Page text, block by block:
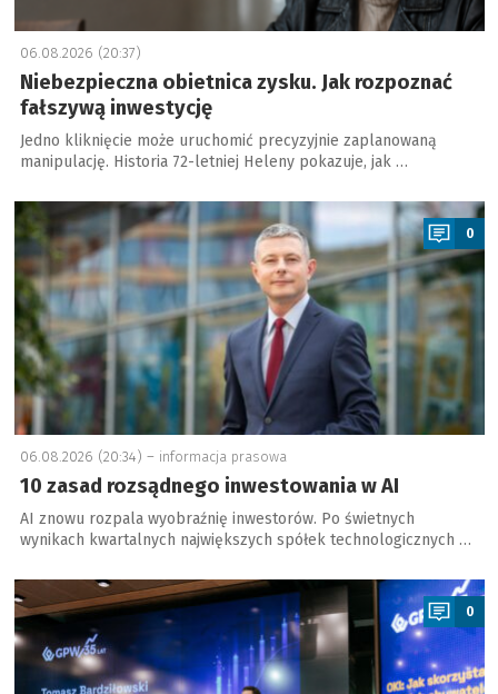
06.08.2026 (20:37)
Niebezpieczna obietnica zysku. Jak rozpoznać
fałszywą inwestycję
Jedno kliknięcie może uruchomić precyzyjnie zaplanowaną
manipulację. Historia 72-letniej Heleny pokazuje, jak …
a
0
06.08.2026 (20:34) – informacja prasowa
10 zasad rozsądnego inwestowania w AI
AI znowu rozpala wyobraźnię inwestorów. Po świetnych
wynikach kwartalnych największych spółek technologicznych …
a
0